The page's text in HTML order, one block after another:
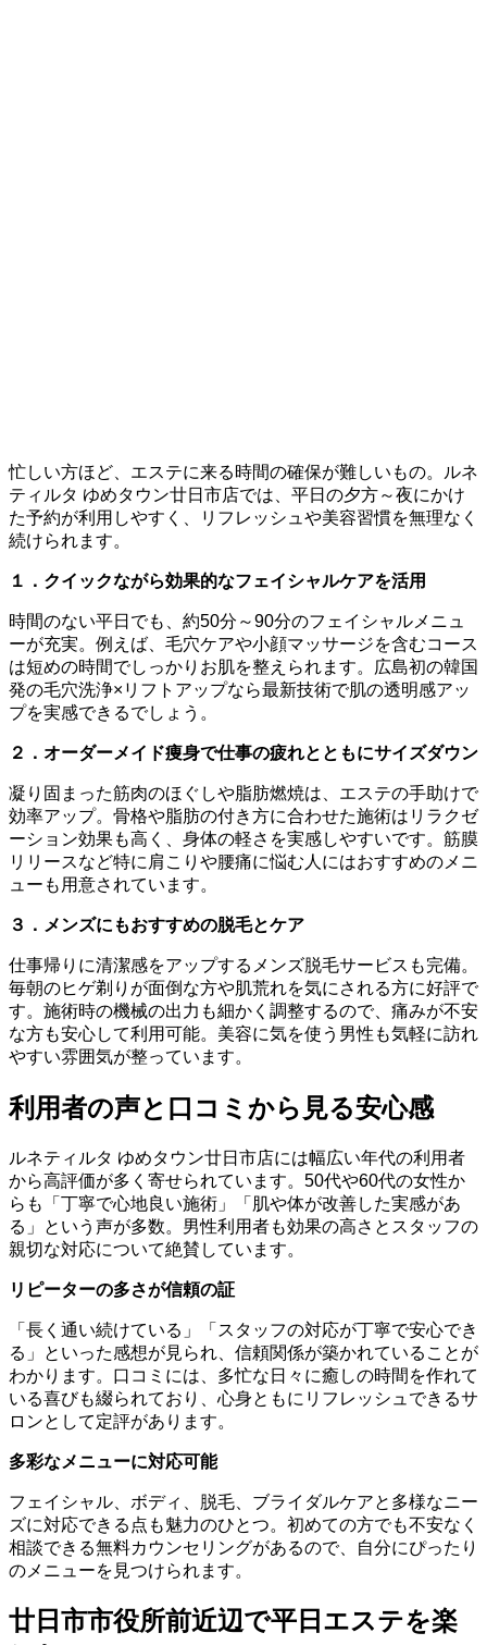
忙しい方ほど、エステに来る時間の確保が難しいもの。ルネ
ティルタ ゆめタウン廿日市店では、平日の夕方～夜にかけ
た予約が利用しやすく、リフレッシュや美容習慣を無理なく
続けられます。
１．クイックながら効果的なフェイシャルケアを活用
時間のない平日でも、約50分～90分のフェイシャルメニュ
ーが充実。例えば、毛穴ケアや小顔マッサージを含むコース
は短めの時間でしっかりお肌を整えられます。広島初の韓国
発の毛穴洗浄×リフトアップなら最新技術で肌の透明感アッ
プを実感できるでしょう。
２．オーダーメイド痩身で仕事の疲れとともにサイズダウン
凝り固まった筋肉のほぐしや脂肪燃焼は、エステの手助けで
効率アップ。骨格や脂肪の付き方に合わせた施術はリラクゼ
ーション効果も高く、身体の軽さを実感しやすいです。筋膜
リリースなど特に肩こりや腰痛に悩む人にはおすすめのメニ
ューも用意されています。
３．メンズにもおすすめの脱毛とケア
仕事帰りに清潔感をアップするメンズ脱毛サービスも完備。
毎朝のヒゲ剃りが面倒な方や肌荒れを気にされる方に好評で
す。施術時の機械の出力も細かく調整するので、痛みが不安
な方も安心して利用可能。美容に気を使う男性も気軽に訪れ
やすい雰囲気が整っています。
利用者の声と口コミから見る安心感
ルネティルタ ゆめタウン廿日市店には幅広い年代の利用者
から高評価が多く寄せられています。50代や60代の女性か
らも「丁寧で心地良い施術」「肌や体が改善した実感があ
る」という声が多数。男性利用者も効果の高さとスタッフの
親切な対応について絶賛しています。
リピーターの多さが信頼の証
「長く通い続けている」「スタッフの対応が丁寧で安心でき
る」といった感想が見られ、信頼関係が築かれていることが
わかります。口コミには、多忙な日々に癒しの時間を作れて
いる喜びも綴られており、心身ともにリフレッシュできるサ
ロンとして定評があります。
多彩なメニューに対応可能
フェイシャル、ボディ、脱毛、ブライダルケアと多様なニー
ズに対応できる点も魅力のひとつ。初めての方でも不安なく
相談できる無料カウンセリングがあるので、自分にぴったり
のメニューを見つけられます。
廿日市市役所前近辺で平日エステを楽